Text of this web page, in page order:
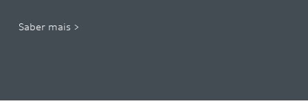
Saber mais >